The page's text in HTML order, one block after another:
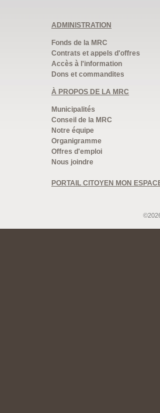
ADMINISTRATION
Fonds de la MRC
Contrats et appels d'offres
Accès à l'information
Dons et commandites
À PROPOS DE LA MRC
Municipalités
Conseil de la MRC
Notre équipe
Organigramme
Offres d'emploi
Nous joindre
PORTAIL CITOYEN MON